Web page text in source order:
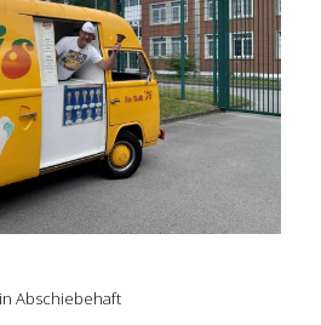
Abschiebehaft